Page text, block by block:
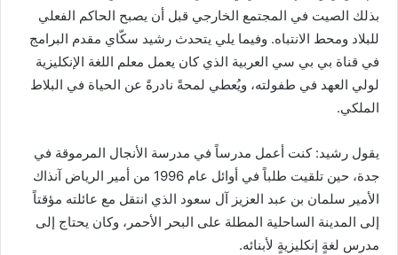
بذلك الصيت في المجتمع الخارجي قبل أن يصبح الحاكم الفعلي
للبلاد ومحط الانتباه. وفيما يلي يتحدث رشيد سكّاي مقدم البرامج
في قناة بي بي سي العربية الذي كان يعمل معلم اللغة الإنكليزية
لولي العهد في طفولته، ويُعطي لمحةً نادرةً عن الحياة في البلاط
الملكي.
يقول رشيد: كنت أعمل مدرساً في مدرسة الأنجال المرموقة في
جدة، حين تلقيت طلباً في أوائل عام 1996 من أمير الرياض آنذاك
الأمير سلمان بن عبد العزيز آل سعود الذي انتقل مع عائلته مؤقتاً
إلى المدينة الساحلية المطلة على البحر الأحمر، وكان يحتاج إلى
مدرس لغةٍ إنكليزيةٍ لأبنائه.